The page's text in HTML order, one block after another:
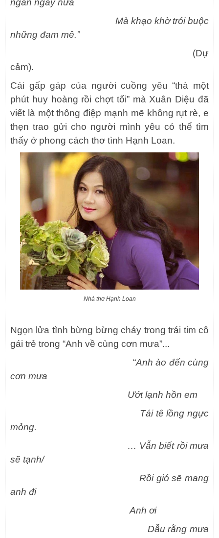
ngàn ngày nữa
Mà khạo khờ trói buộc
những đam mê.”
(Dự
cảm).
Cái gấp gáp của người cuồng yêu “thà một
phút huy hoàng rồi chợt tối” mà Xuân Diệu đã
viết là một thông điệp mạnh mẽ không rụt rè, e
thẹn trao gửi cho người mình yêu có thể tìm
thấy ở phong cách thơ tình Hạnh Loan.
Nhà thơ Hạnh Loan
Ngọn lửa tình bừng bừng cháy trong trái tim cô
gái trẻ trong “Anh về cùng cơn mưa”...
“Anh ào đến cùng
cơn mưa
Ướt lạnh hồn em
Tái tê lồng ngực
mỏng.
… Vẫn biết rồi mưa
sẽ tạnh/
Rồi gió sẽ mang
anh đi
Anh ơi
Dẫu rằng mưa